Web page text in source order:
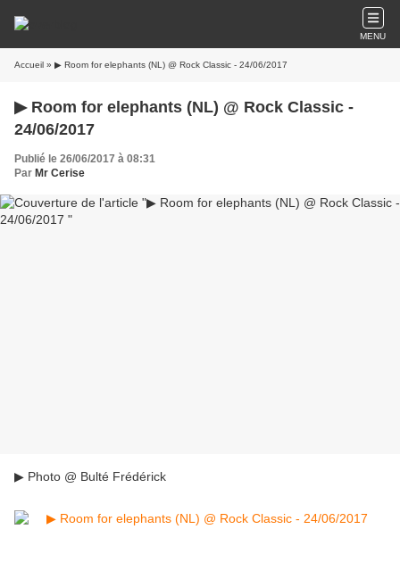
MENU
Accueil » ▶ Room for elephants (NL) @ Rock Classic - 24/06/2017
▶ Room for elephants (NL) @ Rock Classic -
24/06/2017
Publié le 26/06/2017 à 08:31
Par Mr Cerise
▶ Photo @ Bulté Frédérick